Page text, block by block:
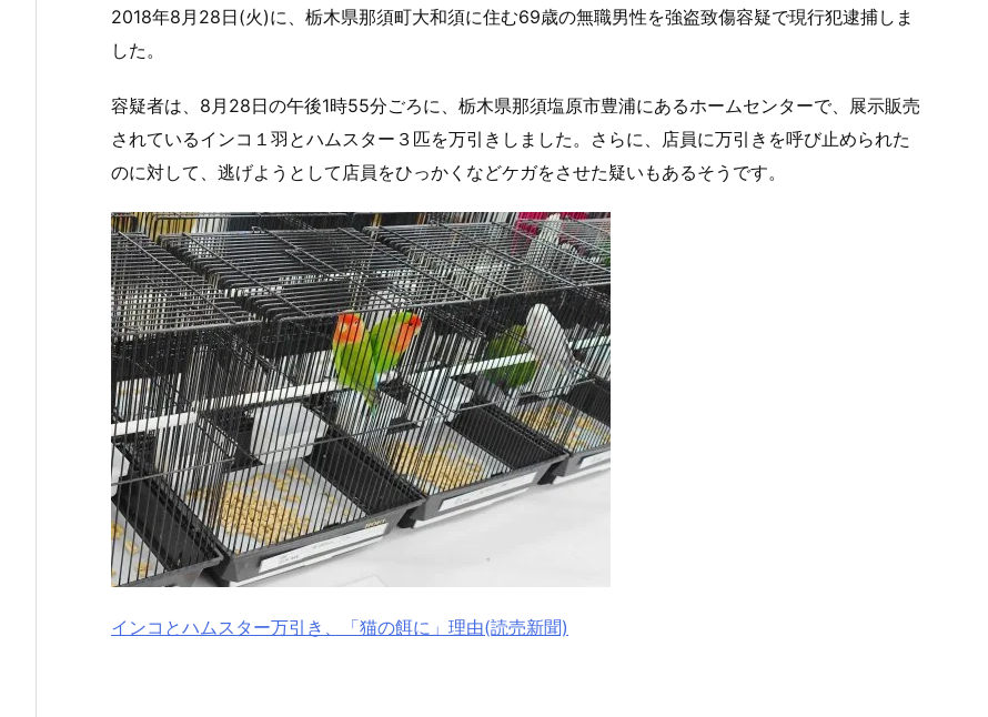
2018年8月28日(火)に、栃木県那須町大和須に住む69歳の無職男性を強盗致傷容疑で現行犯逮捕しま
した。
容疑者は、8月28日の午後1時55分ごろに、栃木県那須塩原市豊浦にあるホームセンターで、展示販売
されているインコ１羽とハムスター３匹を万引きしました。さらに、店員に万引きを呼び止められた
のに対して、逃げようとして店員をひっかくなどケガをさせた疑いもあるそうです。
インコとハムスター万引き、「猫の餌に」理由(読売新聞)